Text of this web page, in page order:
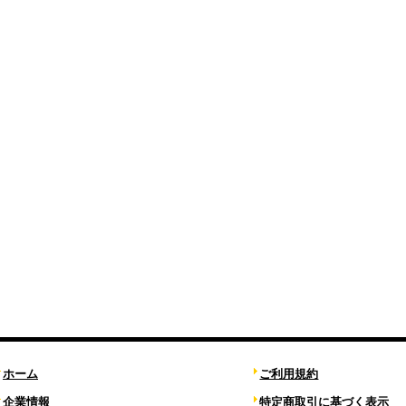
ホーム
企業情報
ご利用規約
特定商取引に基づく表示